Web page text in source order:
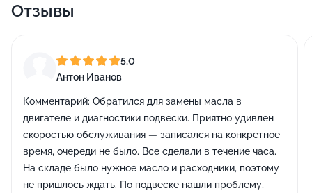
Отзывы
5,0
Антон Иванов
Комментарий: Обратился для замены масла в
двигателе и диагностики подвески. Приятно удивлен
скоростью обслуживания — записался на конкретное
время, очереди не было. Все сделали в течение часа.
На складе было нужное масло и расходники, поэтому
не пришлось ждать. По подвеске нашли проблему,